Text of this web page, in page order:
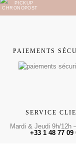
PAIEMENTS
SERVICE
Mardi & Jeudi 9h/12h
+33 1 48 77 09